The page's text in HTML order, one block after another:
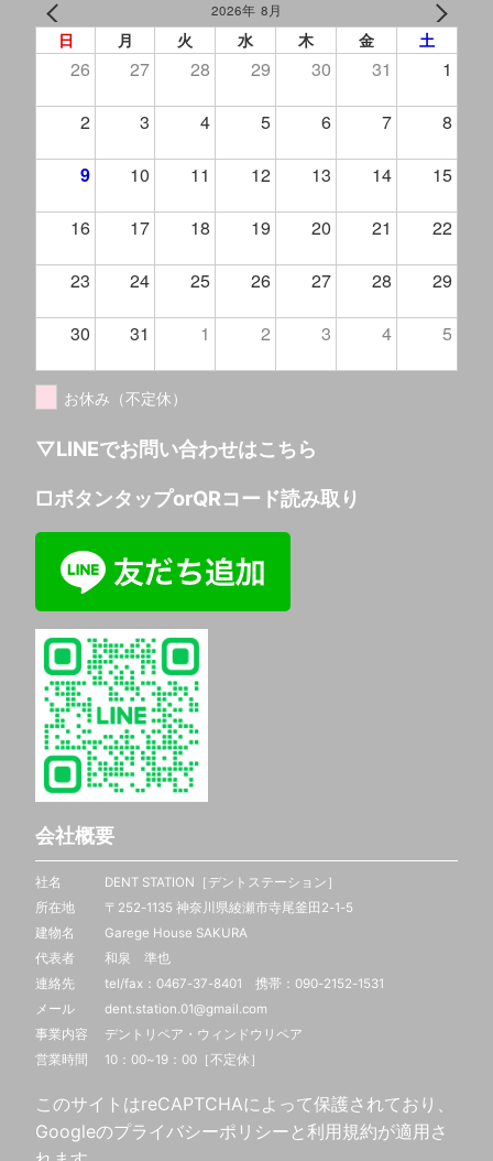
2026年 8月
日 月 火 水 木 金 土
26 27 28 29 30 31 1
2 3 4 5 6 7 8
9 10 11 12 13 14 15
16 17 18 19 20 21 22
23 24 25 26 27 28 29
30 31 1 2 3 4 5
お休み（不定休）
▽LINEでお問い合わせはこちら
□ボタンタップorQRコード読み取り
会社概要
社名 DENT STATION［デントステーション］
所在地 〒252-1135 神奈川県綾瀬市寺尾釜田2-1-5
建物名 Garege House SAKURA
代表者 和泉 準也
連絡先 tel/fax：0467-37-8401 携帯： 090-2152-1531
メール dent.station.01@gmail.com
事業内容 デントリペア・ウィンドウリペア
営業時間 10：00~19：00［不定休］
このサイトはreCAPTCHAによって保護されており、
Googleのプライバシーポリシー と 利用規約が適用さ